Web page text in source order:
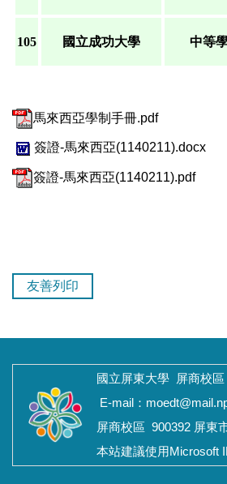
105 國立成功大學 中等
馬來西亞學制手冊.pdf
簽證-馬來西亞(1140211).docx
簽證-馬來西亞(1140211).pdf
友善列印
國立屏東大學 屏商校區
E-mail：
屏商校區 900392 屏東
本站建議使用Microsoft